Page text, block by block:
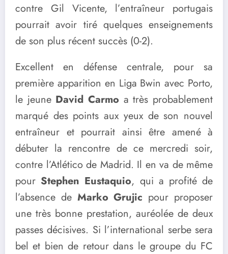
contre Gil Vicente, l’entraîneur portugais
pourrait avoir tiré quelques enseignements
de son plus récent succès (0-2).
Excellent en défense centrale, pour sa
première apparition en Liga Bwin avec Porto,
le jeune David Carmo a très probablement
marqué des points aux yeux de son nouvel
entraîneur et pourrait ainsi être amené à
débuter la rencontre de ce mercredi soir,
contre l’Atlético de Madrid. Il en va de même
pour Stephen Eustaquio, qui a profité de
l’absence de Marko Grujic pour proposer
une très bonne prestation, auréolée de deux
passes décisives. Si l’international serbe sera
bel et bien de retour dans le groupe du FC